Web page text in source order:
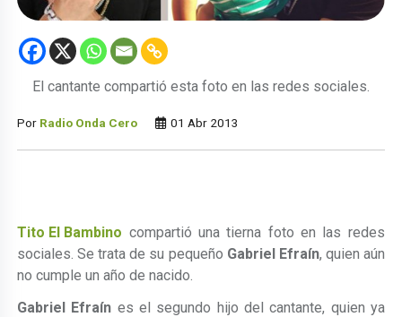
El cantante compartió esta foto en las redes sociales.
Por Radio Onda Cero 01 Abr 2013
Tito El Bambino compartió una tierna foto en las redes
sociales. Se trata de su pequeño Gabriel Efraín, quien aún
no cumple un año de nacido.
Gabriel Efraín es el segundo hijo del cantante, quien ya